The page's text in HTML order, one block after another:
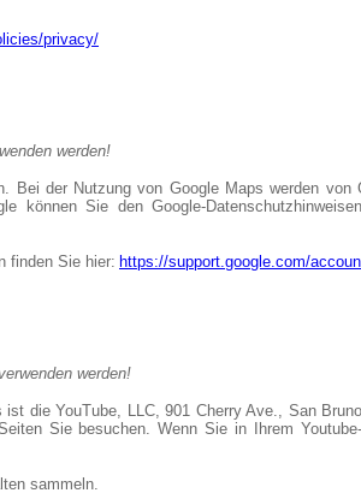
privacy/
werden!
der Nutzung von Google Maps werden
können Sie den Google-
finden Sie hier: https://support.google.com/
werden!
die YouTube, LLC, 901 Cherry Ave., San
Sie besuchen. Wenn Sie in Ihrem
sammeln.